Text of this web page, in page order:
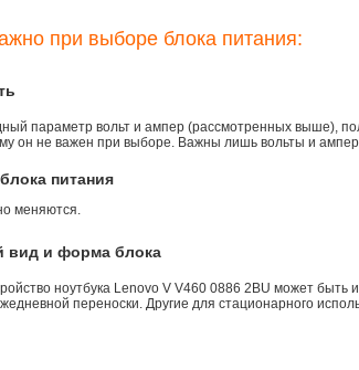
при выборе блока питания:
параметр вольт и ампер (рассмотренных выше),
он не важен при выборе. Важны лишь вольты и
питания
меняются.
вид и форма блока
ноутбука Lenovo V V460 0886 2BU может
переноски. Другие для стационарного